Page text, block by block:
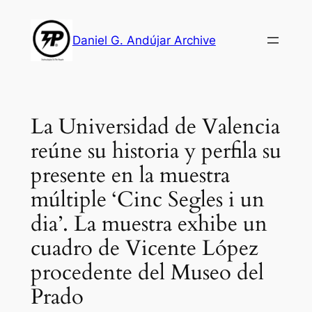
content
Daniel G. Andújar Archive
La Universidad de Valencia
reúne su historia y perfila su
presente en la muestra
múltiple ‘Cinc Segles i un
dia’. La muestra exhibe un
cuadro de Vicente López
procedente del Museo del
Prado